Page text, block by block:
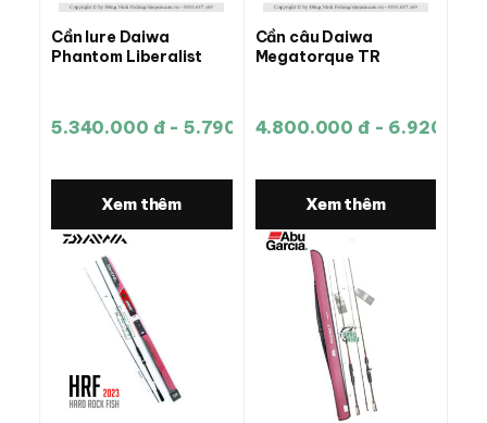
Cần lure Daiwa
Phantom Liberalist
5.340.000 đ - 5.790.000 đ
Xem thêm
Cần câu Daiwa
Megatorque TR
4.800.000 đ -
Xem thêm